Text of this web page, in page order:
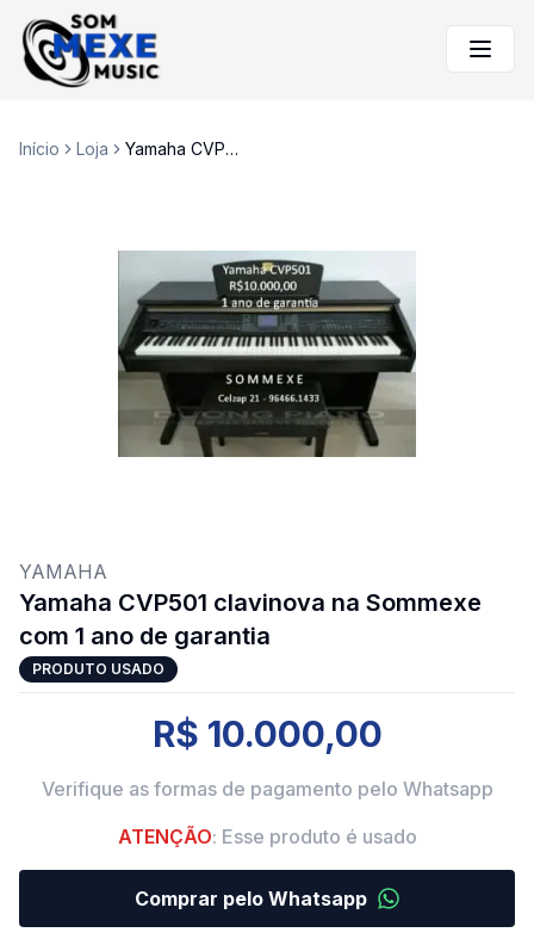
Início Loja Yamaha CVP501 clavinova na Sommexe com 1 ano de garantia
YAMAHA
Yamaha CVP501 clavinova na Sommexe
com 1 ano de garantia
PRODUTO USADO
R$ 10.000,00
Verifique as formas de pagamento pelo Whatsapp
ATENÇÃO: Esse produto é usado
Comprar pelo Whatsapp